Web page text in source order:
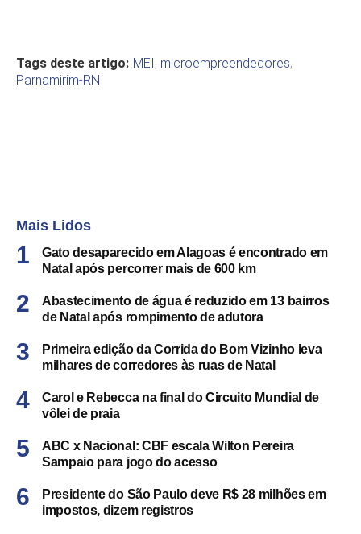
Tags deste artigo: MEI, microempreendedores,
Parnamirim-RN
Mais Lidos
Gato desaparecido em Alagoas é encontrado em
Natal após percorrer mais de 600 km
Abastecimento de água é reduzido em 13 bairros
de Natal após rompimento de adutora
Primeira edição da Corrida do Bom Vizinho leva
milhares de corredores às ruas de Natal
Carol e Rebecca na final do Circuito Mundial de
vôlei de praia
ABC x Nacional: CBF escala Wilton Pereira
Sampaio para jogo do acesso
Presidente do São Paulo deve R$ 28 milhões em
impostos, dizem registros